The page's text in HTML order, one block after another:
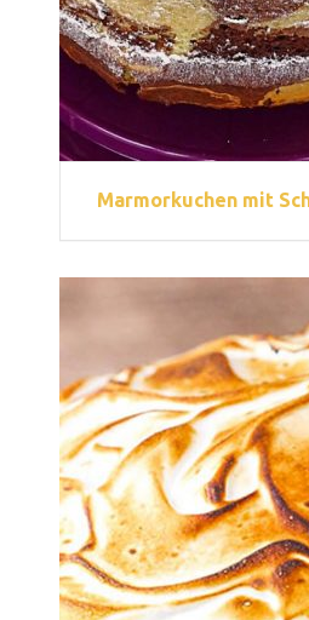
Marmorkuchen mit